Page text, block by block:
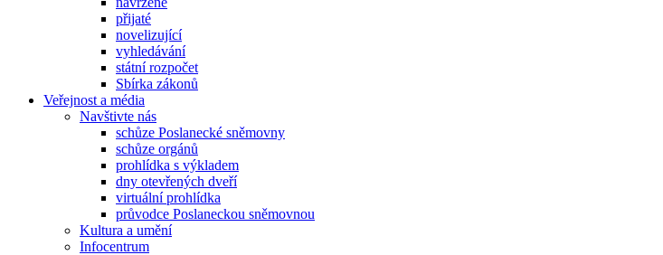
přijaté
novelizující
vyhledávání
státní rozpočet
Sbírka zákonů
Veřejnost a média
Navštivte nás
schůze Poslanecké sněmovny
schůze orgánů
prohlídka s výkladem
dny otevřených dveří
virtuální prohlídka
průvodce Poslaneckou sněmovnou
Kultura a umění
Infocentrum